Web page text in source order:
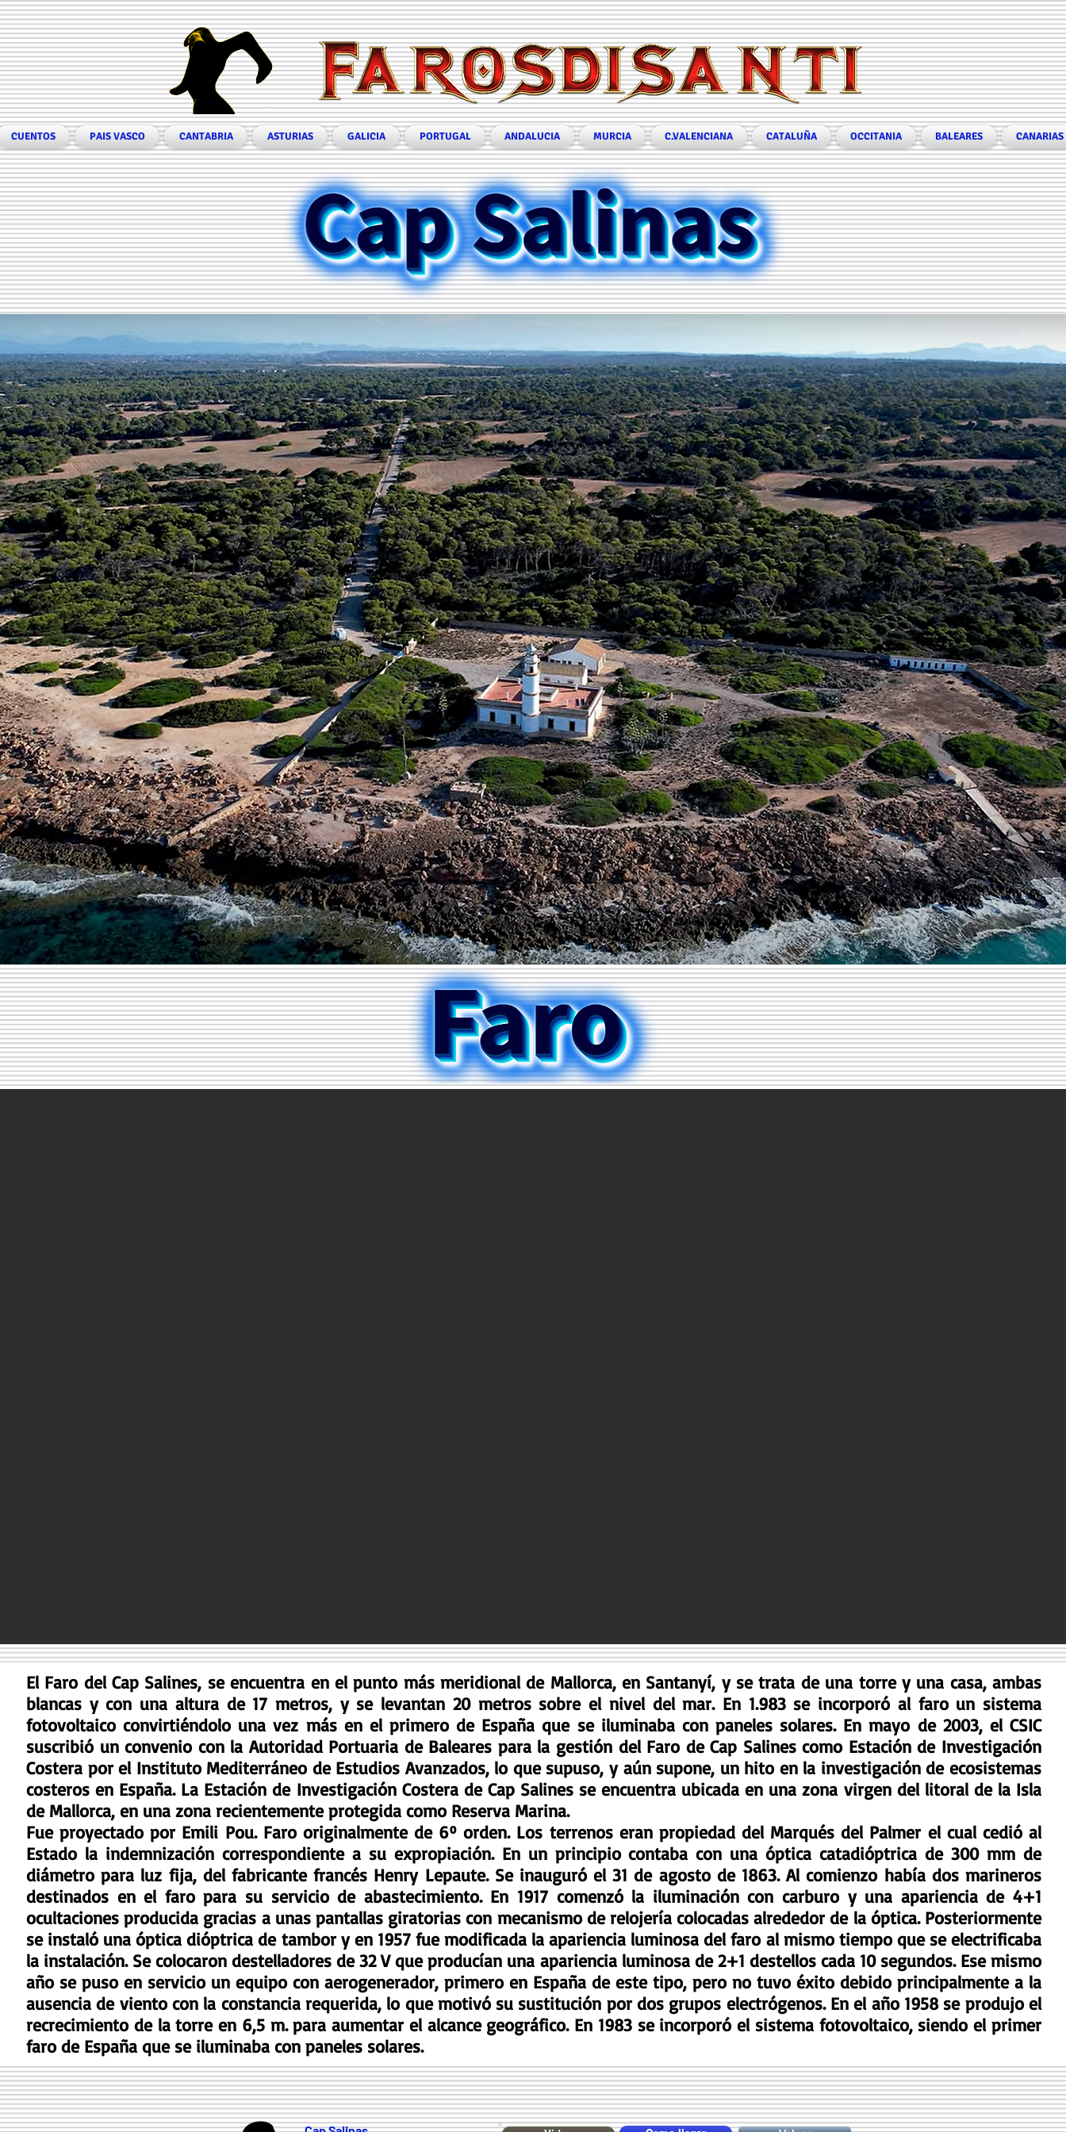
CUENTOS PAIS VASCO CANTABRIA ASTURIAS GALICIA PORTUGAL ANDALUCIA MURCIA C.VALENCIANA CATALUÑA OCCITANIA BALEARES CANARIAS
El Faro del Cap Salines, se encuentra en el punto más meridional de Mallorca, en Santanyí, y se trata de una torre y una casa, ambas
blancas y con una altura de 17 metros, y se levantan 20 metros sobre el nivel del mar. En 1.983 se incorporó al faro un sistema
fotovoltaico convirtiéndolo una vez más en el primero de España que se iluminaba con paneles solares. En mayo de 2003, el CSIC
suscribió un convenio con la Autoridad Portuaria de Baleares para la gestión del Faro de Cap Salines como Estación de Investigación
Costera por el Instituto Mediterráneo de Estudios Avanzados, lo que supuso, y aún supone, un hito en la investigación de ecosistemas
costeros en España. La Estación de Investigación Costera de Cap Salines se encuentra ubicada en una zona virgen del litoral de la Isla
de Mallorca, en una zona recientemente protegida como Reserva Marina.
Fue proyectado por Emili Pou. Faro originalmente de 6º orden. Los terrenos eran propiedad del Marqués del Palmer el cual cedió al
Estado la indemnización correspondiente a su expropiación. En un principio contaba con una óptica catadióptrica de 300 mm de
diámetro para luz fija, del fabricante francés Henry Lepaute. Se inauguró el 31 de agosto de 1863. Al comienzo había dos marineros
destinados en el faro para su servicio de abastecimiento. En 1917 comenzó la iluminación con carburo y una apariencia de 4+1
ocultaciones producida gracias a unas pantallas giratorias con mecanismo de relojería colocadas alrededor de la óptica. Posteriormente
se instaló una óptica dióptrica de tambor y en 1957 fue modificada la apariencia luminosa del faro al mismo tiempo que se electrificaba
la instalación. Se colocaron destelladores de 32 V que producían una apariencia luminosa de 2+1 destellos cada 10 segundos. Ese mismo
año se puso en servicio un equipo con aerogenerador, primero en España de este tipo, pero no tuvo éxito debido principalmente a la
ausencia de viento con la constancia requerida, lo que motivó su sustitución por dos grupos electrógenos. En el año 1958 se produjo el
recrecimiento de la torre en 6,5 m. para aumentar el alcance geográfico. En 1983 se incorporó el sistema fotovoltaico, siendo el primer
faro de España que se iluminaba con paneles solares.